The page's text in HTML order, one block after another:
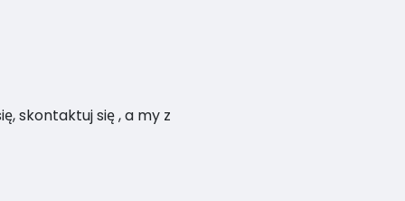
skontaktuj się , a my z